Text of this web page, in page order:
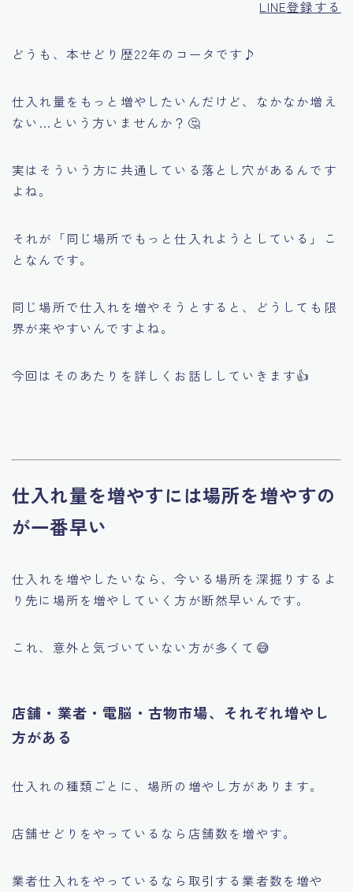
LINE登録する
どうも、本せどり歴22年のコータです♪
仕入れ量をもっと増やしたいんだけど、なかなか増え
ない…という方いませんか？🤔
実はそういう方に共通している落とし穴があるんです
よね。
それが「同じ場所でもっと仕入れようとしている」こ
となんです。
同じ場所で仕入れを増やそうとすると、どうしても限
界が来やすいんですよね。
今回はそのあたりを詳しくお話ししていきます👍
仕入れ量を増やすには場所を増やすの
が一番早い
仕入れを増やしたいなら、今いる場所を深掘りするよ
り先に場所を増やしていく方が断然早いんです。
これ、意外と気づいていない方が多くて😅
店舗・業者・電脳・古物市場、それぞれ増やし
方がある
仕入れの種類ごとに、場所の増やし方があります。
店舗せどりをやっているなら店舗数を増やす。
業者仕入れをやっているなら取引する業者数を増や